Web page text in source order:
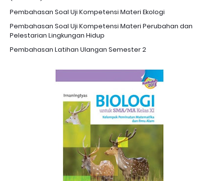
Pembahasan Soal Uji Kompetensi Materi Ekologi
Pembahasan Soal Uji Kompetensi Materi Perubahan dan
Pelestarian Lingkungan Hidup
Pembahasan Latihan Ulangan Semester 2